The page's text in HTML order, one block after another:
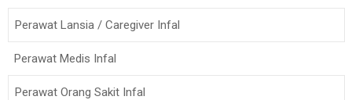
Perawat Lansia / Caregiver Infal
Perawat Medis Infal
Perawat Orang Sakit Infal